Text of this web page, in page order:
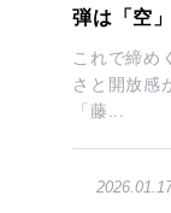
弾は「空」
これで締め
さと開放感
「藤...